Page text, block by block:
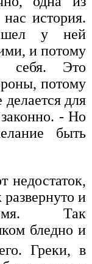
история.
у ней
и потому
себя. Это
потому
для
- Но
быть
недостаток,
и
Так
бледно и
Греки, в